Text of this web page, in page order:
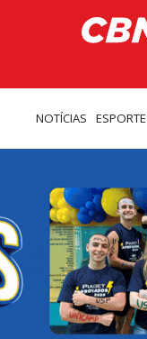
NOTÍCIAS ESPORTE